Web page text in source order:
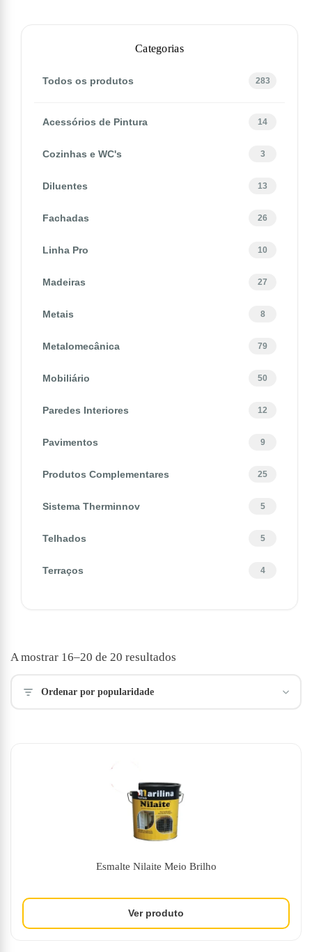
Categorias
Todos os produtos 283
Acessórios de Pintura 14
Cozinhas e WC's 3
Diluentes 13
Fachadas 26
Linha Pro 10
Madeiras 27
Metais 8
Metalomecânica 79
Mobiliário 50
Paredes Interiores 12
Pavimentos 9
Produtos Complementares 25
Sistema Therminnov 5
Telhados 5
Terraços 4
A mostrar 16–20 de 20 resultados
Ordenar por popularidade
Esmalte Nilaite Meio Brilho